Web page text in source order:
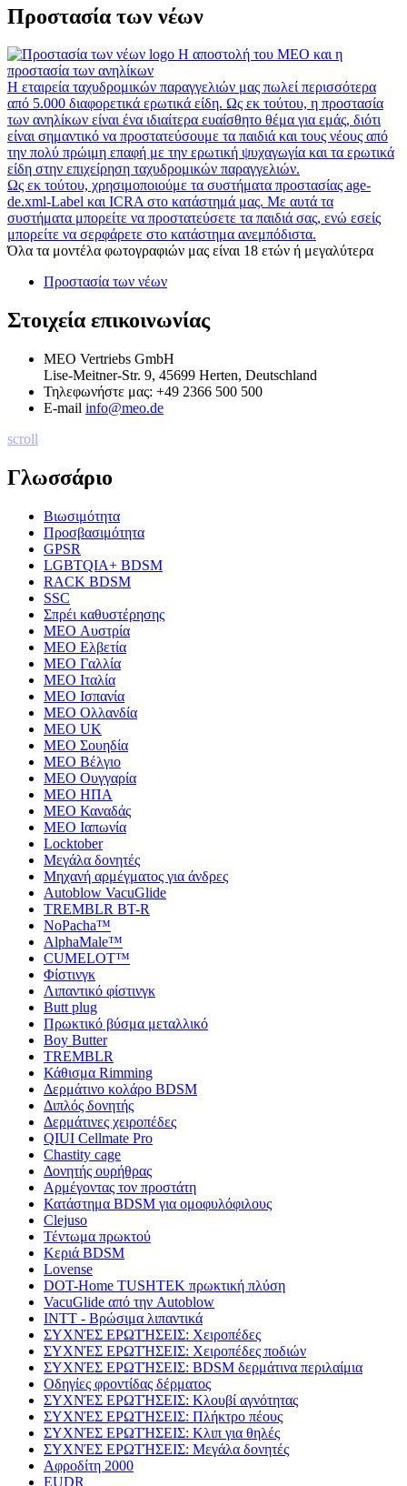
Προστασία των νέων
Η αποστολή του MEO και η
προστασία των ανηλίκων
Η εταιρεία ταχυδρομικών παραγγελιών μας πωλεί περισσότερα
από 5.000 διαφορετικά ερωτικά είδη. Ως εκ τούτου, η προστασία
των ανηλίκων είναι ένα ιδιαίτερα ευαίσθητο θέμα για εμάς, διότι
είναι σημαντικό να προστατεύσουμε τα παιδιά και τους νέους από
την πολύ πρώιμη επαφή με την ερωτική ψυχαγωγία και τα ερωτικά
είδη στην επιχείρηση ταχυδρομικών παραγγελιών.
Ως εκ τούτου, χρησιμοποιούμε τα συστήματα προστασίας age-
de.xml-Label και ICRA στο κατάστημά μας. Με αυτά τα
συστήματα μπορείτε να προστατεύσετε τα παιδιά σας, ενώ εσείς
μπορείτε να σερφάρετε στο κατάστημα ανεμπόδιστα.
Όλα τα μοντέλα φωτογραφιών μας είναι 18 ετών ή μεγαλύτερα
Προστασία των νέων
Στοιχεία επικοινωνίας
MEO Vertriebs GmbH
Lise-Meitner-Str. 9, 45699 Herten, Deutschland
Τηλεφωνήστε μας: +49 2366 500 500
E-mail info@meo.de
scroll
Γλωσσάριο
Βιωσιμότητα
Προσβασιμότητα
GPSR
LGBTQIA+ BDSM
RACK BDSM
SSC
Σπρέι καθυστέρησης
MEO Αυστρία
MEO Ελβετία
MEO Γαλλία
MEO Ιταλία
MEO Ισπανία
MEO Ολλανδία
MEO UK
MEO Σουηδία
MEO Βέλγιο
MEO Ουγγαρία
MEO ΗΠΑ
MEO Καναδάς
MEO Ιαπωνία
Locktober
Μεγάλα δονητές
Μηχανή αρμέγματος για άνδρες
Autoblow VacuGlide
TREMBLR BT-R
NoPacha™
AlphaMale™
CUMELOT™
Φίστινγκ
Λιπαντικό φίστινγκ
Butt plug
Πρωκτικό βύσμα μεταλλικό
Boy Butter
TREMBLR
Κάθισμα Rimming
Δερμάτινο κολάρο BDSM
Διπλός δονητής
Δερμάτινες χειροπέδες
QIUI Cellmate Pro
Chastity cage
Δονητής ουρήθρας
Αρμέγοντας τον προστάτη
Κατάστημα BDSM για ομοφυλόφιλους
Clejuso
Τέντωμα πρωκτού
Κεριά BDSM
Lovense
DOT-Home TUSHTEK πρωκτική πλύση
VacuGlide από την Autoblow
INTT - Βρώσιμα λιπαντικά
ΣΥΧΝΈΣ ΕΡΩΤΉΣΕΙΣ: Χειροπέδες
ΣΥΧΝΈΣ ΕΡΩΤΉΣΕΙΣ: Χειροπέδες ποδιών
ΣΥΧΝΈΣ ΕΡΩΤΉΣΕΙΣ: BDSM δερμάτινα περιλαίμια
Οδηγίες φροντίδας δέρματος
ΣΥΧΝΈΣ ΕΡΩΤΉΣΕΙΣ: Κλουβί αγνότητας
ΣΥΧΝΈΣ ΕΡΩΤΉΣΕΙΣ: Πλήκτρο πέους
ΣΥΧΝΈΣ ΕΡΩΤΉΣΕΙΣ: Κλιπ για θηλές
ΣΥΧΝΈΣ ΕΡΩΤΉΣΕΙΣ: Μεγάλα δονητές
Αφροδίτη 2000
EUDR